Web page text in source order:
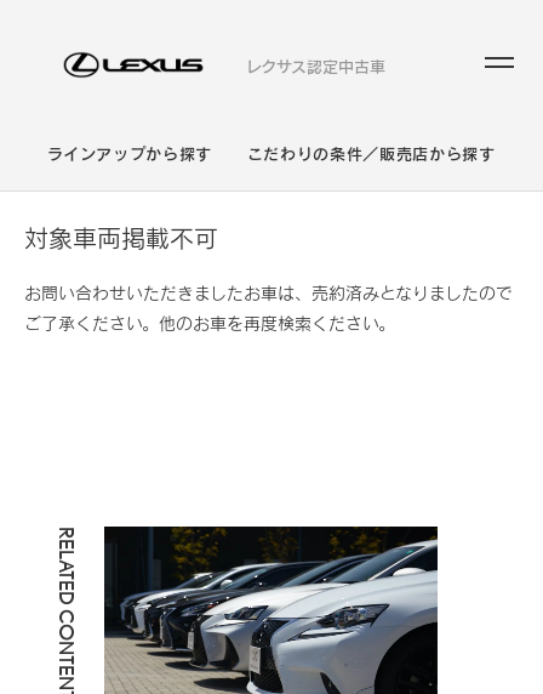
レクサス認定中古車
ラインアップから探す こだわりの条件／販売店から探す
対象車両掲載不可
お問い合わせいただきましたお車は、売約済みとなりましたので
ご了承ください。他のお車を再度検索ください。
RELATED CONTENTS